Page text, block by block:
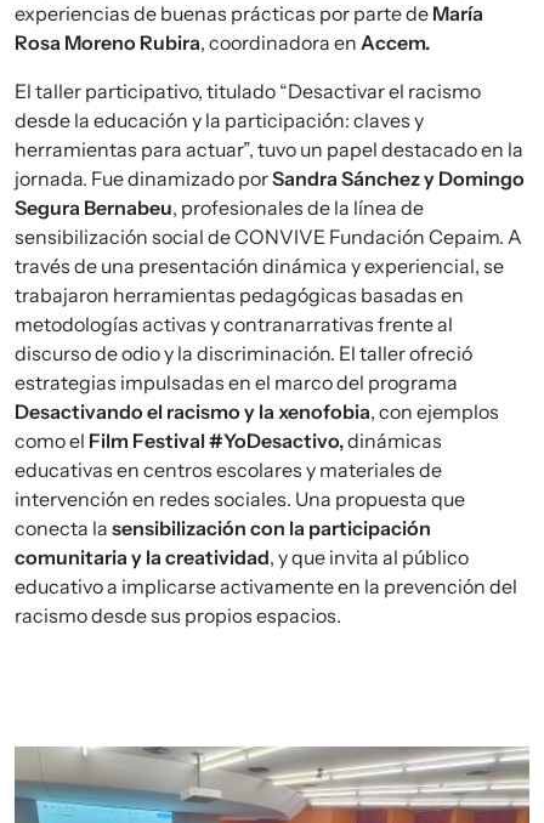
experiencias de buenas prácticas por parte de María
Rosa Moreno Rubira, coordinadora en Accem.
El taller participativo, titulado “Desactivar el racismo
desde la educación y la participación: claves y
herramientas para actuar”, tuvo un papel destacado en la
jornada. Fue dinamizado porSandra Sánchez y Domingo
Segura Bernabeu, profesionales de la línea de
sensibilización social de CONVIVE Fundación Cepaim. A
través de una presentación dinámica y experiencial, se
trabajaron herramientas pedagógicas basadas en
metodologías activas y contranarrativas frente al
discurso de odio y la discriminación. El taller ofreció
estrategias impulsadas en el marco del programa
Desactivando el racismo y la xenofobia, con ejemplos
como el Film Festival #YoDesactivo,dinámicas
educativas en centros escolares y materiales de
intervención en redes sociales. Una propuesta que
conecta la sensibilización con la participación
comunitaria y la creatividad, y que invita al público
educativo a implicarse activamente en la prevención del
racismo desde sus propios espacios.
Imagen